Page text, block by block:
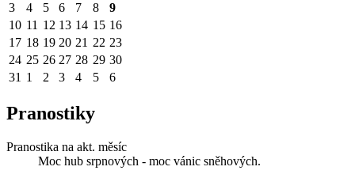
3
4 5 6 7 8
9
10 11 12 13 14 15 16
17 18 19 20 21 22 23
24 25 26 27 28 29 30
31 1 2 3 4 5 6
Pranostiky
Pranostika na akt. měsíc
Moc hub srpnových - moc vánic sněhových.